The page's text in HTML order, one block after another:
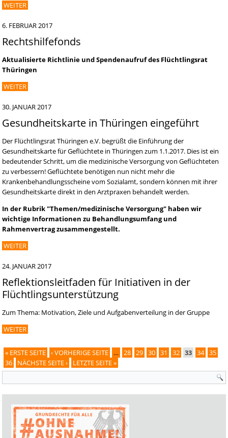
WEITER
6. FEBRUAR 2017
Rechtshilfefonds
Aktualisierte Richtlinie und Spendenaufruf des Flüchtlingsrat
Thüringen
WEITER
30. JANUAR 2017
Gesundheitskarte in Thüringen eingeführt
Der Flüchtlingsrat Thüringen e.V. begrüßt die Einführung der
Gesundheitskarte für Geflüchtete in Thüringen zum 1.1.2017. Dies ist ein
bedeutender Schritt, um die medizinische Versorgung von Geflüchteten
zu verbessern! Geflüchtete benötigen nun nicht mehr die
Krankenbehandlungsscheine vom Sozialamt, sondern können mit ihrer
Gesundheitskarte direkt in den Arztpraxen behandelt werden.
In der Rubrik "Themen/medizinische Versorgung" haben wir
wichtige Informationen zu Behandlungsumfang und
Rahmenvertrag zusammengestellt.
WEITER
24. JANUAR 2017
Reflektionsleitfaden für Initiativen in der
Flüchtlingsunterstützung
Zum Thema: Motivation, Ziele und Aufgabenverteilung in der Gruppe
WEITER
Seiten
« ERSTE SEITE ‹ VORHERIGE SEITE … 28 29 30 31 32 33 34 35
36
NÄCHSTE SEITE › LETZTE SEITE »
Suchformular